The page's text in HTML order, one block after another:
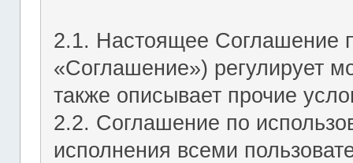
2.1. Настоящее Соглашение
«Соглашение») регулирует
также описывает прочие
2.2. Соглашение по
исполнения всеми